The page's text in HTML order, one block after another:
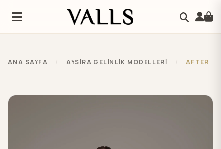
ANA SAYFA AYSIRA GELINLIK MODELLERI AFTER